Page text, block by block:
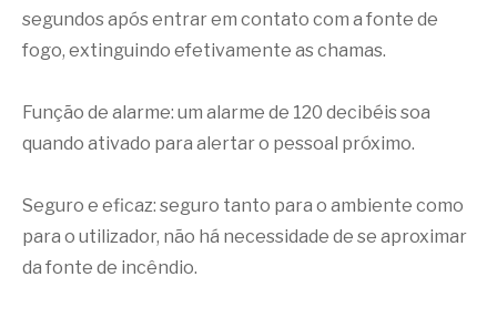
segundos após entrar em contato com a fonte de
fogo, extinguindo efetivamente as chamas.
Função de alarme: um alarme de 120 decibéis soa
quando ativado para alertar o pessoal próximo.
Seguro e eficaz: seguro tanto para o ambiente como
para o utilizador, não há necessidade de se aproximar
da fonte de incêndio.